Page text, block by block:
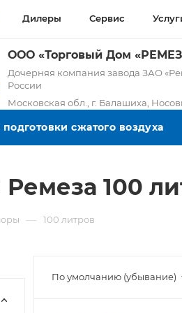
Дилеры Сервис
ООО «Торговый Дом
Дочерняя компания завода ЗАО
России
Московская обл., г. Балашиха,
сжатого воздуха
100
— 100 литров
По умолчанию (убывание)